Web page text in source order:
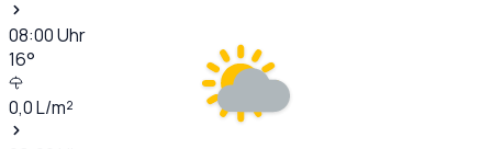
08:00Uhr
16°
0,0L/m²